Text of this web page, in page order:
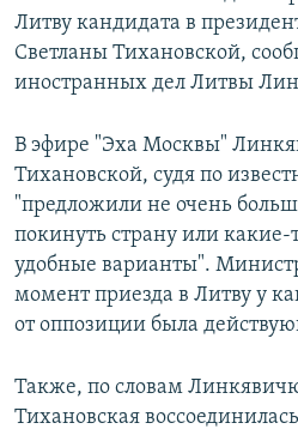
Литву кандидата в
Светланы Тихановской,
иностранных дел Литвы
В эфире "Эха Москвы"
Тихановской, судя по
"предложили не очень
покинуть страну или какие-
удобные варианты".
момент приезда в Литву у
от оппозиции была
Также, по словам
Тихановская